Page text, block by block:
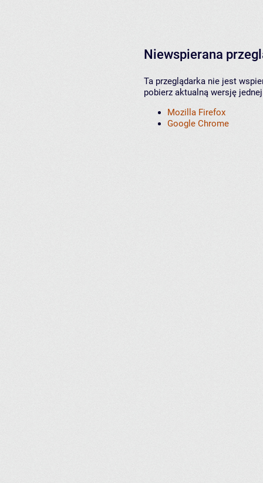
Niewspierana
Ta przeglądarka nie jest
pobierz aktualną wersję
Mozilla Firefox
Google Chrome